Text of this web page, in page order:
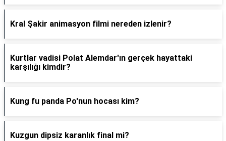
Kral Şakir animasyon filmi nereden izlenir?
Kurtlar vadisi Polat Alemdar'ın gerçek hayattaki
karşılığı kimdir?
Kung fu panda Po'nun hocası kim?
Kuzgun dipsiz karanlık final mi?